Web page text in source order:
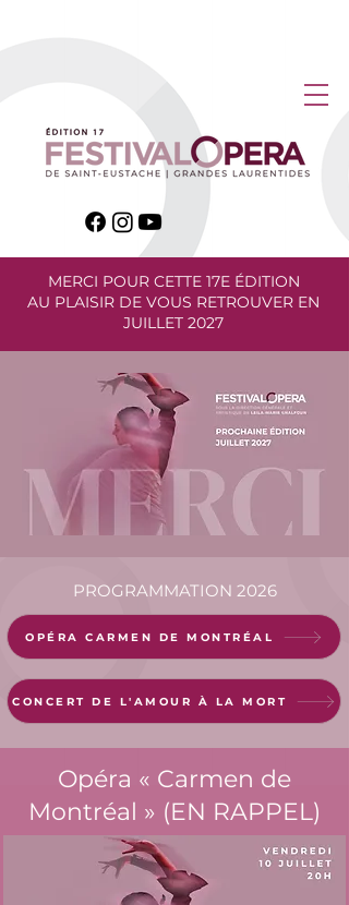
MERCI POUR CETTE 17E ÉDITION
AU PLAISIR DE VOUS RETROUVER EN
JUILLET 2027
PROGRAMMATION 2026
OPÉRA CARMEN DE MONTRÉAL
CONCERT DE L'AMOUR À LA MORT
Opéra « Carmen de
Montréal » (EN RAPPEL)